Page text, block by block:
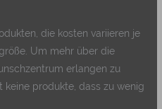
die kosten variieren je
Um mehr über die
erlangen zu
produkte, dass zu wenig